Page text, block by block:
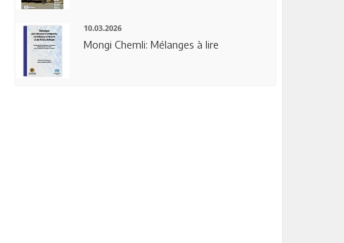
10.03.2026
Mongi Chemli: Mélanges à lire